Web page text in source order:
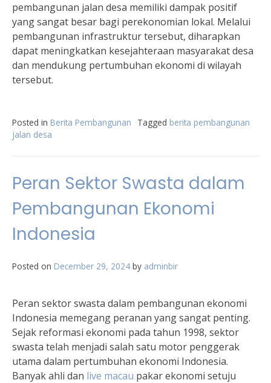
pembangunan jalan desa memiliki dampak positif
yang sangat besar bagi perekonomian lokal. Melalui
pembangunan infrastruktur tersebut, diharapkan
dapat meningkatkan kesejahteraan masyarakat desa
dan mendukung pertumbuhan ekonomi di wilayah
tersebut.
Posted in Berita Pembangunan Tagged berita pembangunan
jalan desa
Peran Sektor Swasta dalam
Pembangunan Ekonomi
Indonesia
Posted on December 29, 2024 by adminbir
Peran sektor swasta dalam pembangunan ekonomi
Indonesia memegang peranan yang sangat penting.
Sejak reformasi ekonomi pada tahun 1998, sektor
swasta telah menjadi salah satu motor penggerak
utama dalam pertumbuhan ekonomi Indonesia.
Banyak ahli dan live macau pakar ekonomi setuju